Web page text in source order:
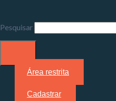
Pesquisar
Área restrita
Cadastrar